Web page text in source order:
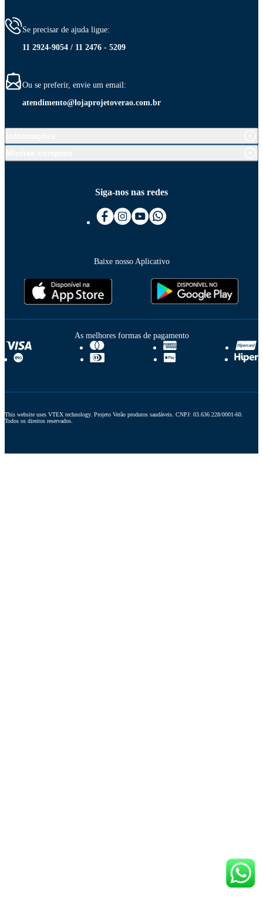
Se precisar de ajuda ligue:
11 2924-9054 / 11 2476 - 5209
Ou se preferir, envie um email:
atendimento@lojaprojetoverao.com.br
Siga-nos nas redes
Baixe nosso Aplicativo
As melhores formas de pagamento
This website uses VTEX technology. Projeto Verão produtos saudáveis. CNPJ: 03.636.228/0001-60.
Todos os direitos reservados.